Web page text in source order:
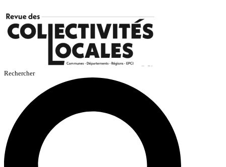
Rechercher